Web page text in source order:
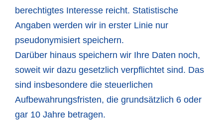
berechtigtes Interesse reicht. Statistische
Angaben werden wir in erster Linie nur
pseudonymisiert speichern.
Darüber hinaus speichern wir Ihre Daten noch,
soweit wir dazu gesetzlich verpflichtet sind. Das
sind insbesondere die steuerlichen
Aufbewahrungsfristen, die grundsätzlich 6 oder
gar 10 Jahre betragen.